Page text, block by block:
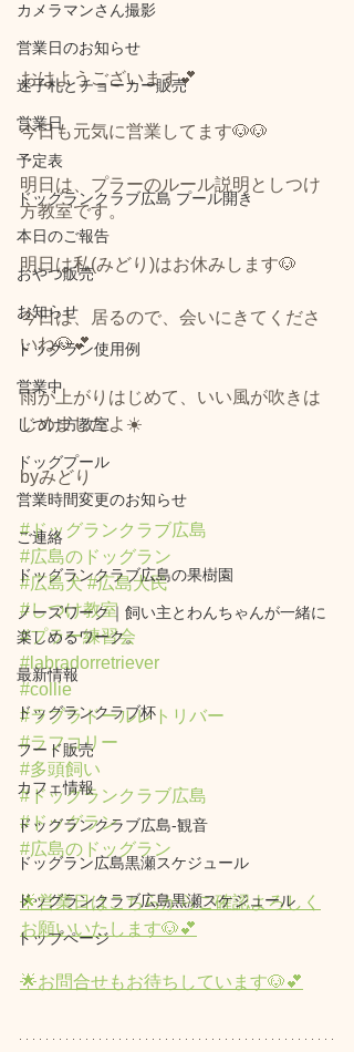
カメラマンさん撮影
営業日のお知らせ
迷子札とチョーカー販売
営業日
予定表
ドッグランクラブ広島 プール開き
本日のご報告
おやつ販売
お知らせ
ドッグラン使用例
営業中
しつけ方教室
ドッグプール
営業時間変更のお知らせ
ご連絡
ドッグランクラブ広島の果樹園
ノーズワーク｜飼い主とわんちゃんが一緒に
楽しめるワーク。
最新情報
ドッグランクラブ杯
フード販売
カフェ情報
ドッグランクラブ広島‐観音
ドッグラン広島黒瀬スケジュール
ドッグランクラブ広島黒瀬スケジュール
トップページ
おはようございます💕
今日も元気に営業してます🐶🐶
明日は、プラーのルール説明としつけ
方教室です。
明日は私(みどり)はお休みします🐶
今日は、居るので、会いにきてくださ
いね🐶💕
雨が上がりはじめて、いい風が吹きは
じめましたよ☀️
byみどり
#ドッグランクラブ広島
#広島のドッグラン
#広島犬 #広島犬民
#しつけ教室
#プラー練習会
#labradorretriever
#collie
#ラブラドールレトリバー
#ラフコリー
#多頭飼い
#ドッグランクラブ広島
#ドッグラン
#広島のドッグラン
🌟営業日はこちらからご確認よろしく
お願いいたします🐶💕
🌟お問合せもお待ちしています🐶💕​